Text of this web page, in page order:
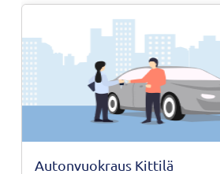
Autonvuokraus Kittilä